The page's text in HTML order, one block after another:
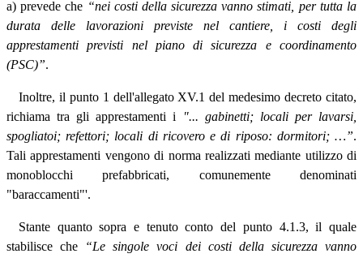
a) prevede che “nei costi della sicurezza vanno stimati, per tutta la
durata delle lavorazioni previste nel cantiere, i costi degli
apprestamenti previsti nel piano di sicurezza e coordinamento
(PSC)”.
Inoltre, il punto 1 dell'allegato XV.1 del medesimo decreto citato,
richiama tra gli apprestamenti i
"... gabinetti; locali per lavarsi,
spogliatoi; refettori; locali di ricovero e di riposo: dormitori; …”.
Tali apprestamenti vengono di norma realizzati mediante utilizzo di
monoblocchi prefabbricati, comunemente denominati
"baraccamenti"'.
Stante quanto sopra e tenuto conto del punto 4.1.3, il quale
stabilisce che
“Le singole voci dei costi della sicurezza vanno